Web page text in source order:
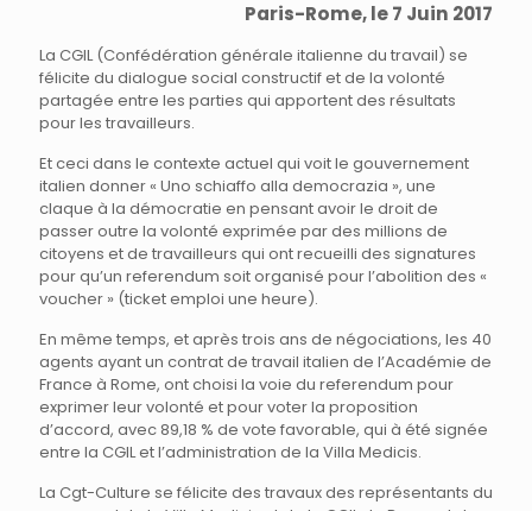
Paris-Rome, le 7 Juin 2017
La CGIL (Confédération générale italienne du travail) se
félicite du dialogue social constructif et de la volonté
partagée entre les parties qui apportent des résultats
pour les travailleurs.
Et ceci dans le contexte actuel qui voit le gouvernement
italien donner « Uno schiaffo alla democrazia », une
claque à la démocratie en pensant avoir le droit de
passer outre la volonté exprimée par des millions de
citoyens et de travailleurs qui ont recueilli des signatures
pour qu’un referendum soit organisé pour l’abolition des «
voucher » (ticket emploi une heure).
En même temps, et après trois ans de négociations, les 40
agents ayant un contrat de travail italien de l’Académie de
France à Rome, ont choisi la voie du referendum pour
exprimer leur volonté et pour voter la proposition
d’accord, avec 89,18 % de vote favorable, qui à été signée
entre la CGIL et l’administration de la Villa Medicis.
La Cgt-Culture se félicite des travaux des représentants du